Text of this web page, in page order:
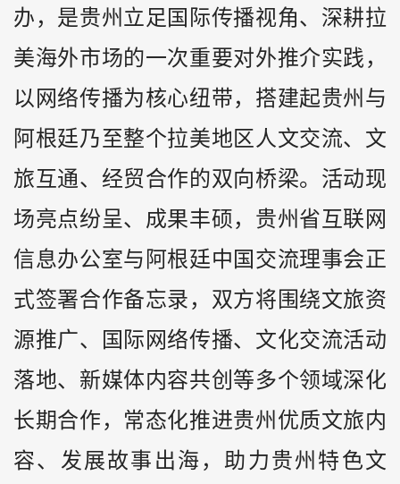
办，是贵州立足国际传播视角、深耕拉
美海外市场的一次重要对外推介实践，
以网络传播为核心纽带，搭建起贵州与
阿根廷乃至整个拉美地区人文交流、文
旅互通、经贸合作的双向桥梁。活动现
场亮点纷呈、成果丰硕，贵州省互联网
信息办公室与阿根廷中国交流理事会正
式签署合作备忘录，双方将围绕文旅资
源推广、国际网络传播、文化交流活动
落地、新媒体内容共创等多个领域深化
长期合作，常态化推进贵州优质文旅内
容、发展故事出海，助力贵州特色文